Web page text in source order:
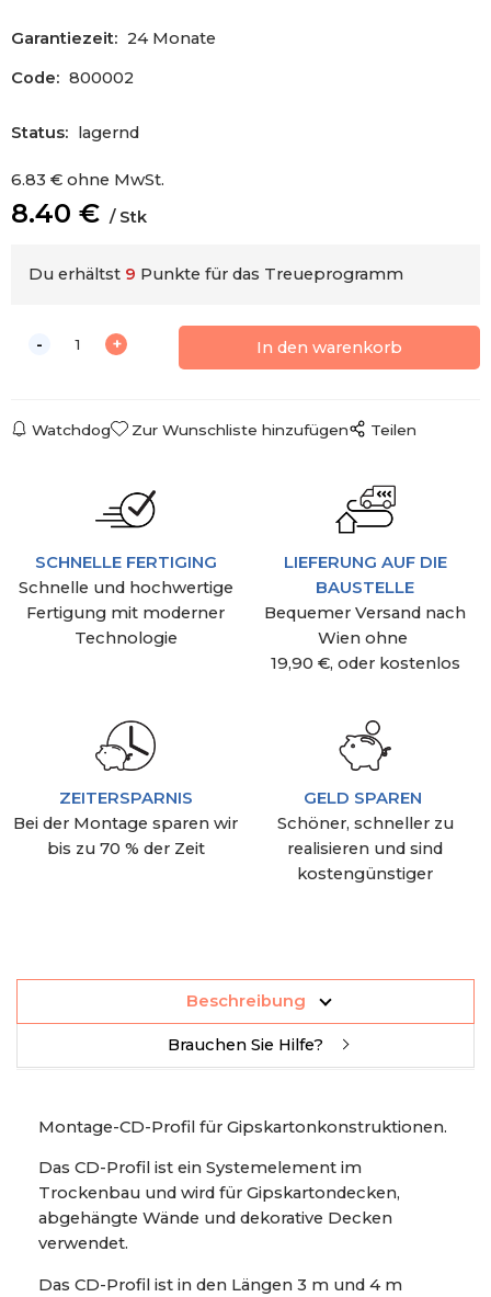
Garantiezeit: 24 Monate
Code: 800002
Status: lagernd
6.83 € ohne MwSt.
8.40 € Stk
Du erhältst 9 Punkte für das Treueprogramm
Watchdog Zur Wunschliste hinzufügen Teilen
SCHNELLE FERTIGING
Schnelle und hochwertige
Fertigung mit moderner
Technologie
LIEFERUNG AUF DIE
BAUSTELLE
Bequemer Versand nach
Wien ohne
19,90 €, oder kostenlos
ZEITERSPARNIS
Bei der Montage sparen wir
bis zu 70 % der Zeit
GELD SPAREN
Schöner, schneller zu
realisieren und sind
kostengünstiger
Beschreibung
Brauchen Sie Hilfe?
Montage-CD-Profil für Gipskartonkonstruktionen.
Das CD-Profil ist ein Systemelement im
Trockenbau und wird für Gipskartondecken,
abgehängte Wände und dekorative Decken
verwendet.
Das CD-Profil ist in den Längen 3 m und 4 m